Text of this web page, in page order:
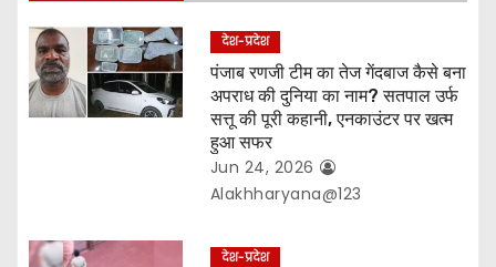
i
o
n
देश-प्रदेश
पंजाब रणजी टीम का तेज गेंदबाज कैसे बना
अपराध की दुनिया का नाम? सतपाल उर्फ
सत्तू की पूरी कहानी, एनकाउंटर पर खत्म
हुआ सफर
Jun 24, 2026
Alakhharyana@123
देश-प्रदेश